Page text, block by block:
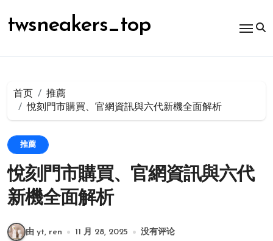
容
twsneakers_top
首页
推薦
悅刻門市購買、官網資訊與六代新機全面解析
推薦
悅刻門市購買、官網資訊與六代
新機全面解析
由 yt, ren 11 月 28, 2025 没有评论